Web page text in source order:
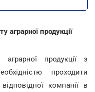
аграрної продукції
аграрної продукції з
проходити
компанії в